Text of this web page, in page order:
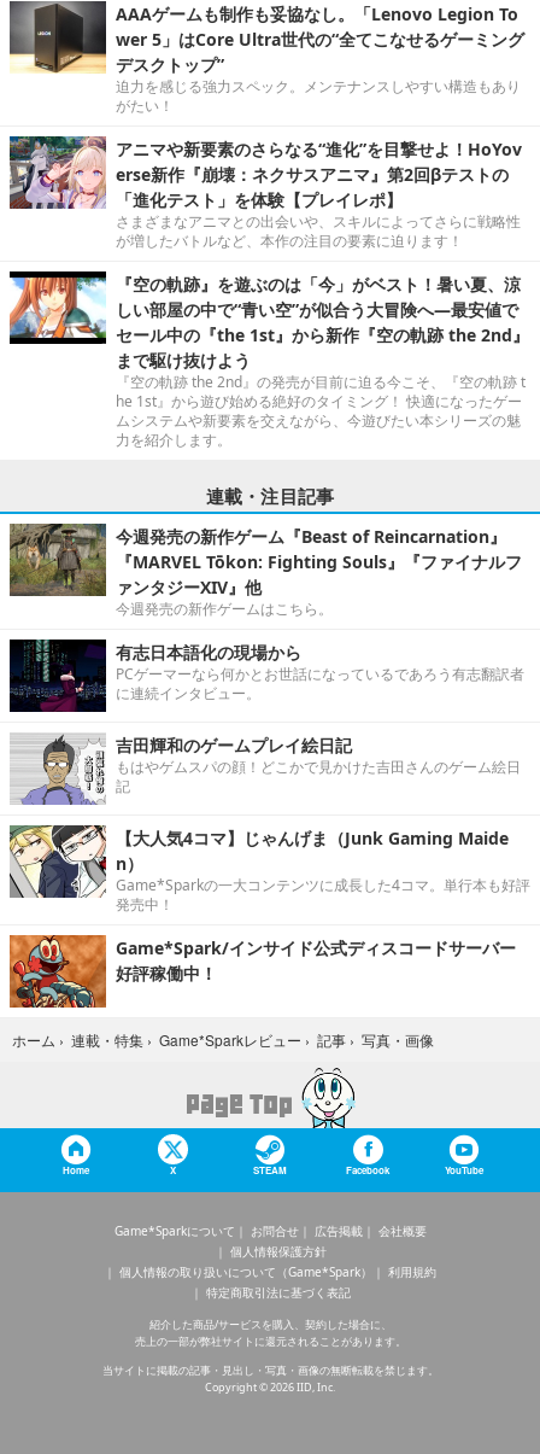
AAAゲームも制作も妥協なし。「Lenovo Legion To
wer 5」はCore Ultra世代の“全てこなせるゲーミング
デスクトップ”
迫力を感じる強力スペック。メンテナンスしやすい構造もあり
がたい！
アニマや新要素のさらなる“進化”を目撃せよ！HoYov
erse新作『崩壊：ネクサスアニマ』第2回βテストの
「進化テスト」を体験【プレイレポ】
さまざまなアニマとの出会いや、スキルによってさらに戦略性
が増したバトルなど、本作の注目の要素に迫ります！
『空の軌跡』を遊ぶのは「今」がベスト！暑い夏、涼
しい部屋の中で“青い空”が似合う大冒険へ―最安値で
セール中の『the 1st』から新作『空の軌跡 the 2nd』
まで駆け抜けよう
『空の軌跡 the 2nd』の発売が目前に迫る今こそ、『空の軌跡 t
he 1st』から遊び始める絶好のタイミング！ 快適になったゲー
ムシステムや新要素を交えながら、今遊びたい本シリーズの魅
力を紹介します。
連載・注目記事
今週発売の新作ゲーム『Beast of Reincarnation』
『MARVEL Tōkon: Fighting Souls』『ファイナルフ
ァンタジーXIV』他
今週発売の新作ゲームはこちら。
有志日本語化の現場から
PCゲーマーなら何かとお世話になっているであろう有志翻訳者
に連続インタビュー。
吉田輝和のゲームプレイ絵日記
もはやゲムスパの顔！どこかで見かけた吉田さんのゲーム絵日
記
【大人気4コマ】じゃんげま（Junk Gaming Maide
n）
Game*Sparkの一大コンテンツに成長した4コマ。単行本も好評
発売中！
Game*Spark/インサイド公式ディスコードサーバー
好評稼働中！
ホーム › 連載・特集 › Game*Sparkレビュー › 記事 › 写真・画像
Home X STEAM Facebook YouTube
Game*Sparkについて お問合せ 広告掲載
会社概要
個人情報保護方針
個人情報の取り扱いについて（Game*Spark）
利用規約
特定商取引法に基づく表記
紹介した商品/サービスを購入、契約した場合に、
売上の一部が弊社サイトに還元されることがあります。
当サイトに掲載の記事・見出し・写真・画像の無断転載を禁じます。
Copyright © 2026 IID, Inc.